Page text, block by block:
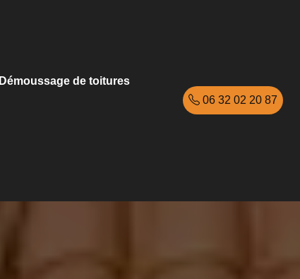
Démoussage de toitures
06 32 02 20 87